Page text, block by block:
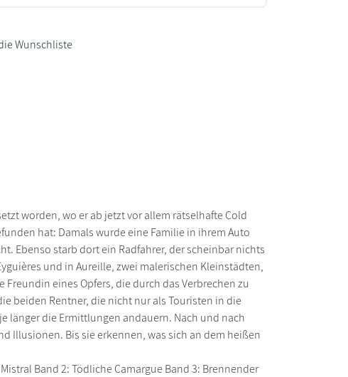
Wunschliste
worden, wo er ab jetzt vor allem rätselhafte Cold
hat: Damals wurde eine Familie in ihrem Auto
Ebenso starb dort ein Radfahrer, der scheinbar nichts
und in Aureille, zwei malerischen Kleinstädten,
eines Opfers, die durch das Verbrechen zu
beiden Rentner, die nicht nur als Touristen in die
länger die Ermittlungen andauern. Nach und nach
Illusionen. Bis sie erkennen, was sich an dem heißen
Band 2: Tödliche Camargue Band 3: Brennender